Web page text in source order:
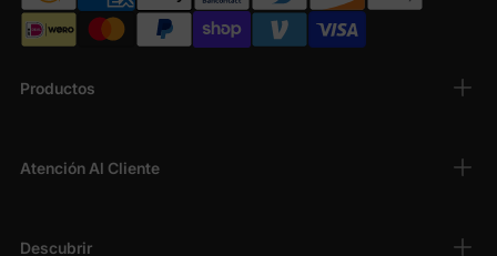
Productos
Atención Al Cliente
Descubrir